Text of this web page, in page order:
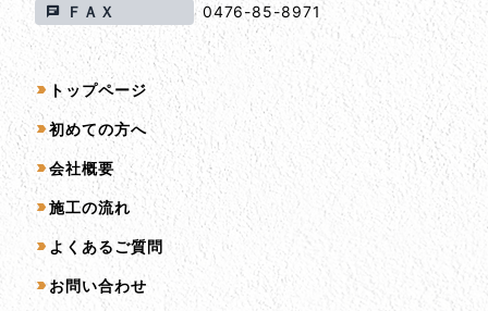
ＦＡＸ 0476-85-8971
サイトマップ
トップページ
初めての方へ
会社概要
施工の流れ
よくあるご質問
お問い合わせ